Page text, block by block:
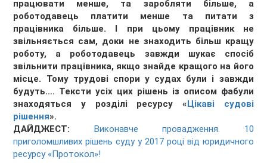
працювати менше, та заробляти більше, а
роботодавець платити менше та питати з
працівника більше. І при цьому працівник не
звільняється сам, доки не знаходить більш кращу
роботу, а роботодавець завжди шукає спосіб
звільнити працівника, якщо знайде кращого на його
місце. Тому трудові спори у судах були і завжди
будуть…. Тексти усіх цих рішень із описом фабули
знаходяться у розділі ресурсу «Цікаві судові
рішення».
ДАЙДЖЕСТ: Виконавче провадження. 10
приголомшливих рішень суду у 2017 році від юридичного
ресурсу «Протокол»!